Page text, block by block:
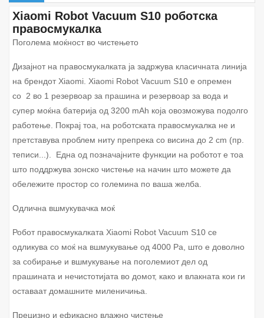
Xiaomi Robot Vacuum S10 роботска
правосмукалка
Поголема моќност во чистењето
Дизајнот на правосмукалката ја задржува класичната линија
на брендот Xiaomi. Xiaomi Robot Vacuum S10 е опремен
со 2 во 1 резервоар за прашина и резервоар за вода и
супер моќна батерија од 3200 mAh која овозможува подолго
работење. Покрај тоа, на роботската правосмукалка не и
претставува проблем ниту препрека со висина до 2 cm (пр.
теписи...). Една од позначајните функции на роботот е тоа
што поддржува зонско чистење на начин што можете да
обележите простор со големина по ваша желба.
Одлична вшмукувачка моќ
Робот правосмукалката Xiaomi Robot Vacuum S10 се
одликува со моќ на вшмукување од 4000 Pa, што е доволно
за собирање и вшмукување на поголемиот дел од
прашината и нечистотијата во домот, како и влакната кои ги
оставаат домашните миленичиња.
Прецизно и ефикасно влажно чистење